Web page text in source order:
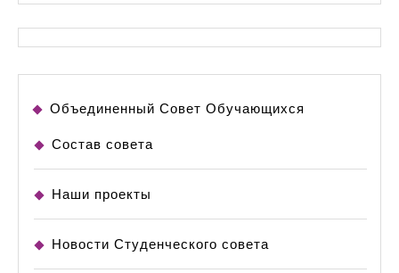
Объединенный Совет Обучающихся
Состав совета
Наши проекты
Новости Студенческого совета